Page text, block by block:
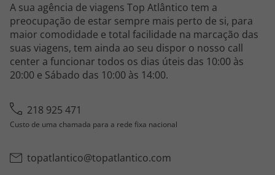
A sua agência de viagens Top Atlântico tem a
preocupação de estar sempre mais perto de si, para
maior comodidade e total facilidade na marcação das
suas viagens, tem ainda ao seu dispor o nosso call
center a funcionar todos os dias úteis das 10:00 às
20:00 e Sábado das 10:00 às 14:00.
218 925 471
Custo de uma chamada para a rede fixa nacional
topatlantico@topatlantico.com